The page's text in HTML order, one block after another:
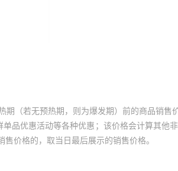
期（若无预热期，则为爆发期）前的商品销售
品优惠活动等各种优惠；该价格会计算其他
价格的，取当日最后展示的销售价格。